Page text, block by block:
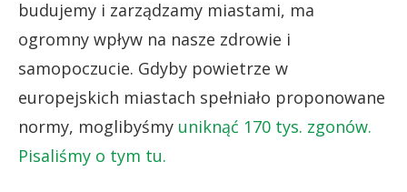
budujemy i zarządzamy miastami, ma
ogromny wpływ na nasze zdrowie i
samopoczucie. Gdyby powietrze w
europejskich miastach spełniało proponowane
normy, moglibyśmy uniknąć 170 tys. zgonów.
Pisaliśmy o tym tu.